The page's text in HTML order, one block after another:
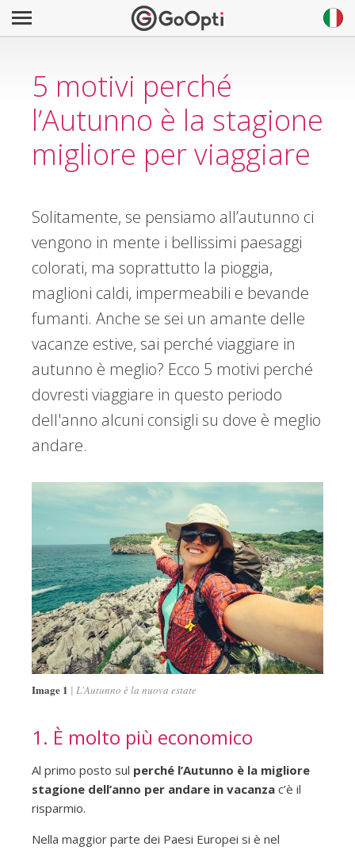
5 motivi perché
l’Autunno è la stagione
migliore per viaggiare
Solitamente, se pensiamo all’autunno ci
vengono in mente i bellissimi paesaggi
colorati, ma soprattutto la pioggia,
maglioni caldi, impermeabili e bevande
fumanti. Anche se sei un amante delle
vacanze estive, sai perché viaggiare in
autunno è meglio? Ecco 5 motivi perché
dovresti viaggiare in questo periodo
dell'anno alcuni consigli su dove è meglio
andare.
Image 1 L'Autunno è la nuova estate
1. È molto più economico
Al primo posto sul perché l’Autunno è la migliore
stagione dell’anno per andare in vacanzac’è il
risparmio.
Nella maggior parte dei Paesi Europei si è nel